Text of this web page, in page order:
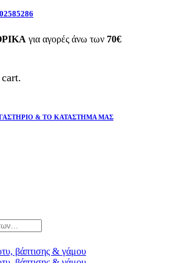
για αγορές άνω των 70€
& ΤΟ ΚΑΤΑΣΤΗΜΑ ΜΑΣ